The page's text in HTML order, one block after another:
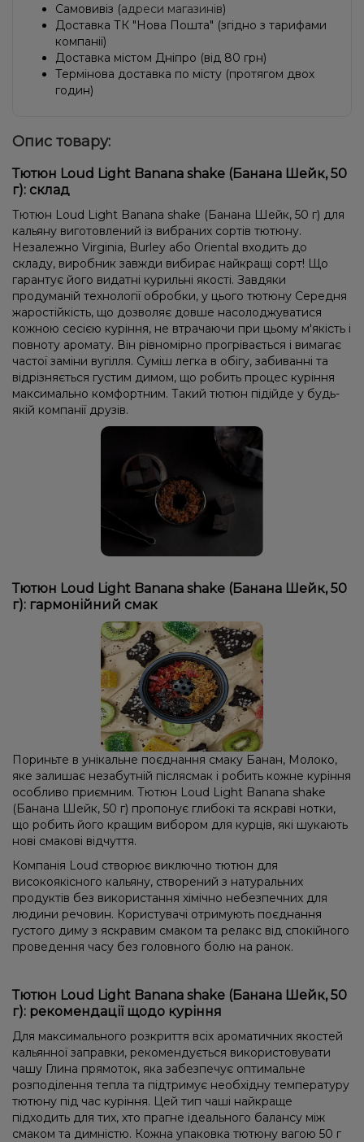
Самовивіз (адреси магазинів)
Доставка ТК "Нова Пошта" (згідно з тарифами
компанії)
Доставка містом Дніпро (від 80 грн)
Термінова доставка по місту (протягом двох
годин)
Опис товару:
Тютюн Loud Light Banana shake (Банана Шейк, 50
г): склад
Тютюн Loud Light Banana shake (Банана Шейк, 50 г) для
кальяну виготовлений із вибраних сортів тютюну.
Незалежно Virginia, Burley або Oriental входить до
складу, виробник завжди вибирає найкращі сорт! Що
гарантує його видатні курильні якості. Завдяки
продуманій технології обробки, у цього тютюну Середня
жаростійкість, що дозволяє довше насолоджуватися
кожною сесією куріння, не втрачаючи при цьому м'якість і
повноту аромату. Він рівномірно прогрівається і вимагає
частої заміни вугілля. Суміш легка в обігу, забиванні та
відрізняється густим димом, що робить процес куріння
максимально комфортним. Такий тютюн підійде у будь-
якій компанії друзів.
Тютюн Loud Light Banana shake (Банана Шейк, 50
г): гармонійний смак
Пориньте в унікальне поєднання смаку Банан, Молоко,
яке залишає незабутній післясмак і робить кожне куріння
особливо приємним. Тютюн Loud Light Banana shake
(Банана Шейк, 50 г) пропонує глибокі та яскраві нотки,
що робить його кращим вибором для курців, які шукають
нові смакові відчуття.
Компанія Loud створює виключно тютюн для
високоякісного кальяну, створений з натуральних
продуктів без використання хімічно небезпечних для
людини речовин. Користувачі отримують поєднання
густого диму з яскравим смаком та релакс від спокійного
проведення часу без головного болю на ранок.
Тютюн Loud Light Banana shake (Банана Шейк, 50
г): рекомендації щодо куріння
Для максимального розкриття всіх ароматичних якостей
кальянної заправки, рекомендується використовувати
чашу Глина прямоток, яка забезпечує оптимальне
розподілення тепла та підтримує необхідну температуру
тютюну під час куріння. Цей тип чаші найкраще
підходить для тих, хто прагне ідеального балансу між
смаком та димністю. Кожна упаковка тютюну вагою 50 г